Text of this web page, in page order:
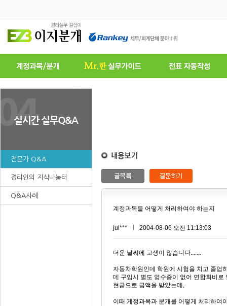
전문가 Q&A
경리인의 지식나눔터
Q&A사례
계정과목을 어떻게 처리하여야 하는지
jul*** 2004-08-06 오전 11:13:03
더운 날씨에 고생이 많습니다.......
자동차학원인데 학원에 시험을 치고 졸업
데 구입시 별도 영수증이 없어 연합회비
현금으로 금액을 받았는데,
이때 게정과목과 분개를 어떻게 처리하여